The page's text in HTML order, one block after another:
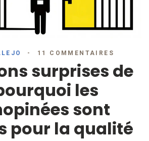
11 COMMENTAIRES
surprises de
les
sont
pour la qualité